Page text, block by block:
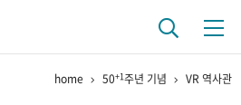
home 50+1주년 기념 VR 역사관